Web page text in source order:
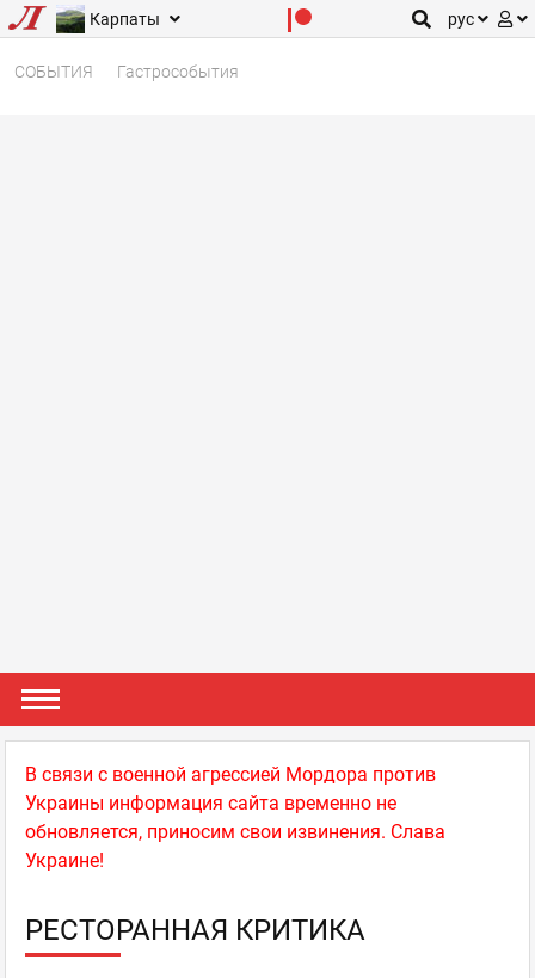
Карпаты рус
СОБЫТИЯ Гастрособытия
В связи с военной агрессией Мордора против
Украины информация сайта временно не
обновляется, приносим свои извинения. Слава
Украине!
РЕСТОРАННАЯ КРИТИКА